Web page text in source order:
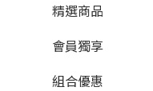
精選商品
會員獨享
組合優惠